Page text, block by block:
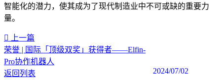
智能化的潜力，使其成为了现代制造业中不可或缺的重要力
量。‍
上一篇
荣誉 | 国际「顶级双奖」获得者——Elfin-
Pro协作机器人
2024/07/02
返回列表